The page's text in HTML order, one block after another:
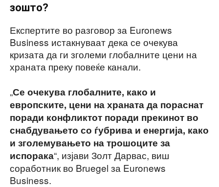
зошто?
Експертите во разговор за Euronews
Business истакнуваат дека се очекува
кризата да ги зголеми глобалните цени на
храната преку повеќе канали.
„Се очекува глобалните, како и
европските, цени на храната да пораснат
поради конфликтот поради прекинот во
снабдувањето со ѓубрива и енергија, како
и зголемувањето на трошоците за
испорака“, изјави Золт Дарвас, виш
соработник во Bruegel за Euronews
Business.